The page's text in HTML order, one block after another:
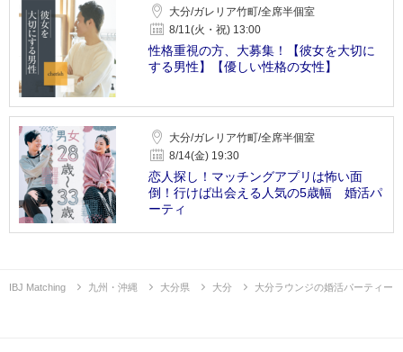
大分/ガレリア竹町/全席半個室
8/11(火・祝) 13:00
性格重視の方、大募集！【彼女を大切に
する男性】【優しい性格の女性】
大分/ガレリア竹町/全席半個室
8/14(金) 19:30
恋人探し！マッチングアプリは怖い面
倒！行けば出会える人気の5歳幅 婚活パ
ーティ
IBJ Matching 九州・沖縄 大分県 大分 大分ラウンジの婚活パーティー